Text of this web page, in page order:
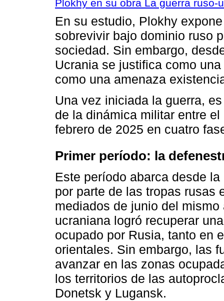
Plokhy en su obra La guerra
En su estudio, Plokhy
sobrevivir bajo dominio ruso
sociedad. Sin embargo,
Ucrania se justifica como
como una amenaza
Una vez iniciada la guerra,
de la dinámica militar entre
febrero de 2025 en cuatro
Primer período: la
Este período abarca desde
por parte de las tropas rusas
mediados de junio del
ucraniana logró recuperar
ocupado por Rusia, tanto en
orientales. Sin embargo, las
avanzar en las zonas
los territorios de las
Donetsk y Lugansk.